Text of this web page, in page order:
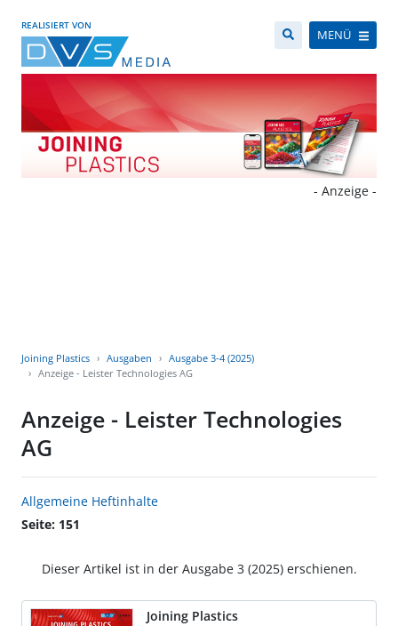
REALISIERT VON
MENÜ
- Anzeige -
Joining Plastics Ausgaben
Ausgabe 3-4 (2025)
Anzeige - Leister Technologies AG
Anzeige - Leister Technologies
AG
Allgemeine Heftinhalte
Seite: 151
Dieser Artikel ist in der Ausgabe 3 (2025) erschienen.
Joining Plastics